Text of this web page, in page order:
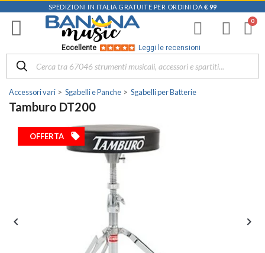
SPEDIZIONI IN ITALIA GRATUITE PER ORDINI DA € 99
Eccellente Leggi le recensioni
Accessori vari Sgabelli e Panche Sgabelli per Batterie
Tamburo DT200
OFFERTA local_offer
 